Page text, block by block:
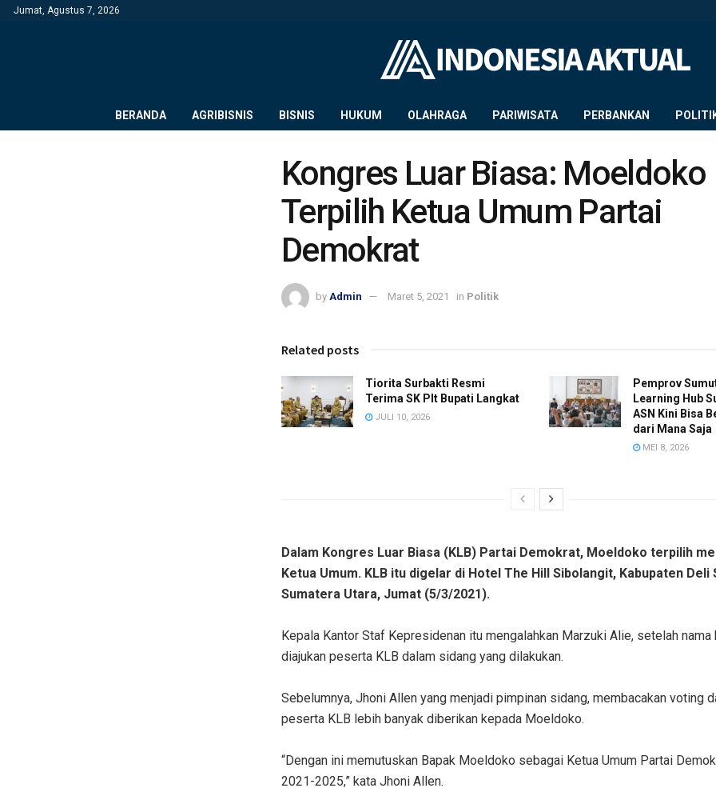
Jumat, Agustus 7, 2026
BERANDA AGRIBISNIS BISNIS HUKUM OLAHRAGA PARIWISATA PERBANKAN
Kongres Luar Biasa: Moeldoko
Terpilih Ketua Umum Partai
Demokrat
by Admin Maret 5, 2021 in Politik
Related posts
Tiorita Surbakti Resmi
Terima SK Plt Bupati Langkat
JULI 10, 2026
Pemprov
Learning Hub
ASN Kini Bisa
dari Mana Saja
MEI 8, 2026
Dalam Kongres Luar Biasa (KLB) Partai Demokrat, Moeldoko terpilih
Ketua Umum. KLB itu digelar di Hotel The Hill Sibolangit, Kabupaten Deli
Sumatera Utara, Jumat (5/3/2021).
Kepala Kantor Staf Kepresidenan itu mengalahkan Marzuki Alie, setelah nama
diajukan peserta KLB dalam sidang yang dilakukan.
Sebelumnya, Jhoni Allen yang menjadi pimpinan sidang, membacakan voting
peserta KLB lebih banyak diberikan kepada Moeldoko.
“Dengan ini memutuskan Bapak Moeldoko sebagai Ketua Umum Partai
2021-2025,” kata Jhoni Allen.